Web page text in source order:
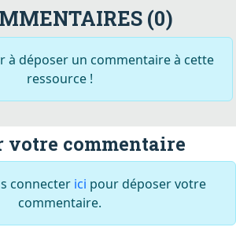
(0)
à déposer un commentaire à cette
ressource !
votre commentaire
connecter ici pour déposer votre
commentaire.